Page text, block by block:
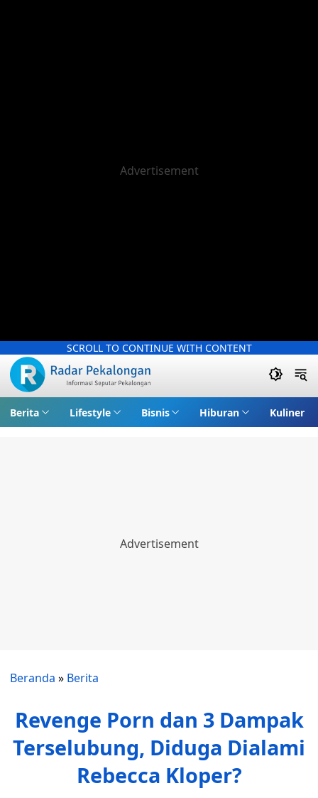
SCROLL TO CONTINUE WITH CONTENT
Berita Lifestyle Bisnis Hiburan Kuliner
Beranda » Berita
Revenge Porn dan 3 Dampak
Terselubung, Diduga Dialami
Rebecca Kloper?